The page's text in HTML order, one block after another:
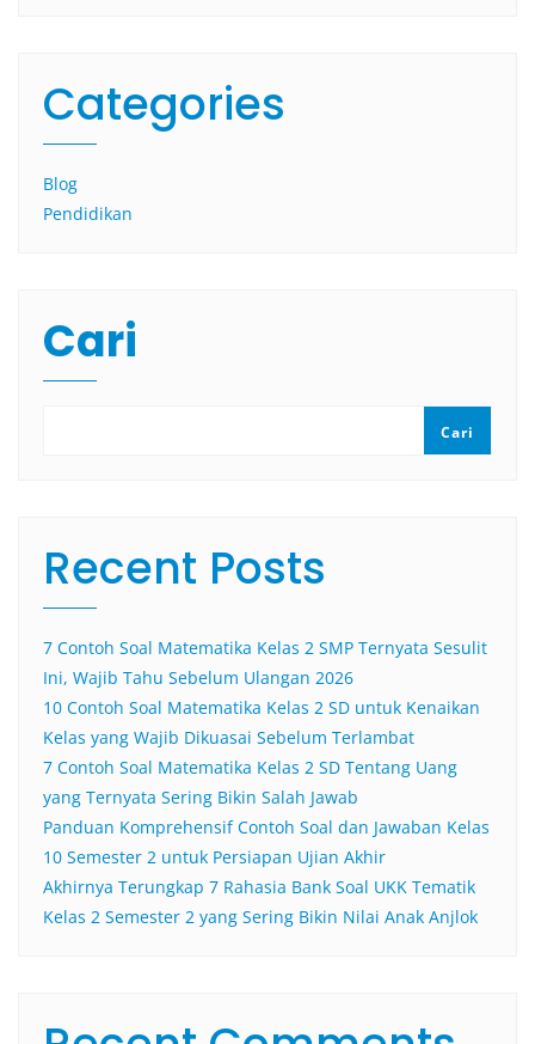
Categories
Blog
Pendidikan
Cari
Cari
Recent Posts
7 Contoh Soal Matematika Kelas 2 SMP Ternyata Sesulit
Ini, Wajib Tahu Sebelum Ulangan 2026
10 Contoh Soal Matematika Kelas 2 SD untuk Kenaikan
Kelas yang Wajib Dikuasai Sebelum Terlambat
7 Contoh Soal Matematika Kelas 2 SD Tentang Uang
yang Ternyata Sering Bikin Salah Jawab
Panduan Komprehensif Contoh Soal dan Jawaban Kelas
10 Semester 2 untuk Persiapan Ujian Akhir
Akhirnya Terungkap 7 Rahasia Bank Soal UKK Tematik
Kelas 2 Semester 2 yang Sering Bikin Nilai Anak Anjlok